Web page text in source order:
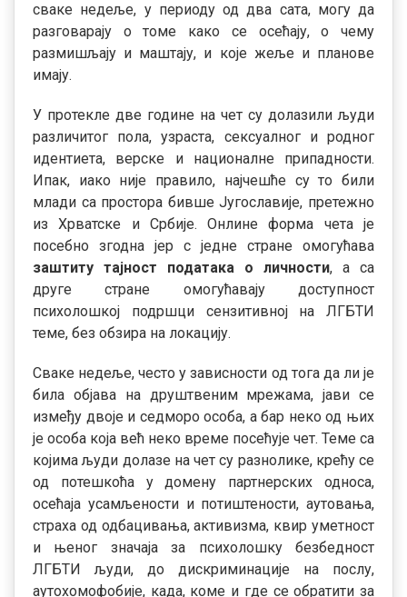
сваке недеље, у периоду од два сата, могу да
разговарају о томе како се осећају, о чему
размишљају и маштају, и које жеље и планове
имају.
У протекле две године на чет су долазили људи
различитог пола, узраста, сексуалног и родног
идентиета, верске и националне припадности.
Ипак, иако није правило, најчешће су то били
млади са простора бивше Југославије, претежно
из Хрватске и Србије. Онлине форма чета је
посебно згодна јер с једне стране омогућава
заштиту тајност података о личности, а са
друге стране омогућавају доступност
психолошкој подршци сензитивној на ЛГБТИ
теме, без обзира на локацију.
Сваке недеље, често у зависности од тога да ли је
била објава на друштвеним мрежама, јави се
између двоје и седморо особа, а бар неко од њих
је особа која већ неко време посећује чет. Теме са
којима људи долазе на чет су разнолике, крећу се
од потешкоћа у домену партнерских односа,
осећаја усамљености и потиштености, аутовања,
страха од одбацивања, активизма, квир уметност
и њеног значаја за психолошку безбедност
ЛГБТИ људи, до дискриминације на послу,
аутохомофобије, када, коме и где се обратити за